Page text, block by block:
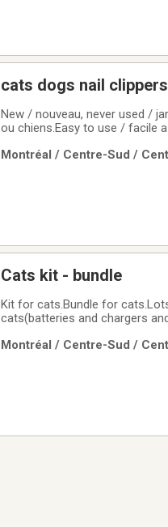
cats dogs nail
New / nouveau, never used /
ou chiens.Easy to use / facile
Montréal / Centre-Sud /
Cats kit - bundle
Kit for cats.Bundle for
cats(batteries and chargers
Montréal / Centre-Sud /